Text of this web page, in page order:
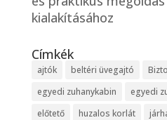
kialakításához
Címkék
ajtók beltéri üvegajtó
egyedi zuhanykabin
egyedi
előtető
huzalos korlát